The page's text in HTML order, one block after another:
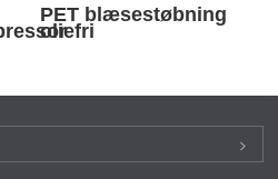
PET blæsestøbning
oliefri